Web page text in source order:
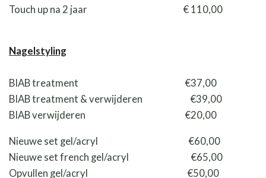
Touch up na 2 jaar € 110,00
Nagelstyling
BIAB treatment €37,00
BIAB treatment & verwijderen €39,00
BIAB verwijderen €20,00
Nieuwe set gel/acryl €60,00
Nieuwe set french gel/acryl €65,00
Opvullen gel/acryl €50,00